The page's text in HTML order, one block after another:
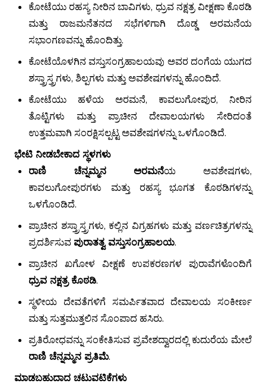
ಕೋಟೆಯು ರಹಸ್ಯ ನೀರಿನ ಬಾವಿಗಳು, ಧ್ರುವ ನಕ್ಷತ್ರ ವೀಕ್ಷಣಾ ಕೊಠಡಿ
ಮತ್ತು ರಾಜಮನೆತನದ ಸಭೆಗಳಿಗಾಗಿ ದೊಡ್ಡ ಅರಮನೆಯ
ಸಭಾಂಗಣವನ್ನು ಹೊಂದಿತ್ತು.
ಕೋಟೆಯೊಳಗಿನ ವಸ್ತುಸಂಗ್ರಹಾಲಯವು ಅವರ ದಂಗೆಯ ಯುಗದ
ಶಸ್ತ್ರಾಸ್ತ್ರಗಳು, ಶಿಲ್ಪಗಳು ಮತ್ತು ಅವಶೇಷಗಳನ್ನು ಹೊಂದಿದೆ.
ಕೋಟೆಯು ಹಳೆಯ ಅರಮನೆ, ಕಾವಲುಗೋಪುರ, ನೀರಿನ
ತೊಟ್ಟಿಗಳು ಮತ್ತು ಪ್ರಾಚೀನ ದೇವಾಲಯಗಳು ಸೇರಿದಂತೆ
ಉತ್ತಮವಾಗಿ ಸಂರಕ್ಷಿಸಲ್ಪಟ್ಟ ಅವಶೇಷಗಳನ್ನು ಒಳಗೊಂಡಿದೆ.
ಭೇಟಿ ನೀಡಬೇಕಾದ ಸ್ಥಳಗಳು
ರಾಣಿ ಚೆನ್ನಮ್ಮನ ಅರಮನೆಯ ಅವಶೇಷಗಳು,
ಕಾವಲುಗೋಪುರಗಳು ಮತ್ತು ರಹಸ್ಯ ಭೂಗತ ಕೊಠಡಿಗಳನ್ನು
ಒಳಗೊಂಡಿದೆ.
ಪ್ರಾಚೀನ ಶಸ್ತ್ರಾಸ್ತ್ರಗಳು, ಕಲ್ಲಿನ ವಿಗ್ರಹಗಳು ಮತ್ತು ವರ್ಣಚಿತ್ರಗಳನ್ನು
ಪ್ರದರ್ಶಿಸುವ ಪುರಾತತ್ವ ವಸ್ತುಸಂಗ್ರಹಾಲಯ.
ಪ್ರಾಚೀನ ಖಗೋಳ ವೀಕ್ಷಣೆ ಉಪಕರಣಗಳ ಪುರಾವೆಗಳೊಂದಿಗೆ
ಧ್ರುವ ನಕ್ಷತ್ರ ಕೊಠಡಿ.
ಸ್ಥಳೀಯ ದೇವತೆಗಳಿಗೆ ಸಮರ್ಪಿತವಾದ ದೇವಾಲಯ ಸಂಕೀರ್ಣ
ಮತ್ತು ಸುತ್ತಮುತ್ತಲಿನ ಸೊಂಪಾದ ಹಸಿರು.
ಪ್ರತಿರೋಧವನ್ನು ಸಂಕೇತಿಸುವ ಪ್ರವೇಶದ್ವಾರದಲ್ಲಿ ಕುದುರೆಯ ಮೇಲೆ
ರಾಣಿ ಚೆನ್ನಮ್ಮನ ಪ್ರತಿಮೆ.
ಮಾಡಬಹುದಾದ ಚಟುವಟಿಕೆಗಳು